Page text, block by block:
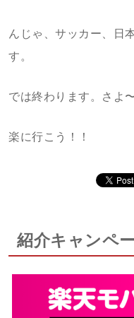
んじゃ、サッカー、日
す。
では終わります。さよ
楽に行こう！！
紹介キャンペ